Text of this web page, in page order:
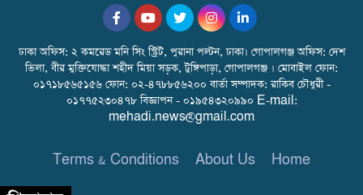
ঢাকা অফিস: ২ কমরেড মনি সিং স্ট্রিট, পুরানা পল্টন, ঢাকা। গোপালগঞ্জ অফিস: দেশ
ভিলা, বীর মুক্তিযোদ্ধা শহীদ মিয়া সড়ক, টুঙ্গিপাড়া, গোপালগঞ্জ । মোবাইল ফোন:
০১৭১৮৫৬৫১৫৬ ফোন: ০২-৪৭৮৮৫৬২০০ বার্তা সম্পাদক: রাকিব চৌধুরী -
০১৭৭৫২৩০৪৭৮ বিজ্ঞাপন - ০১৯৫৪৩২০৯৯০ E-mail:
mehadi.news@gmail.com
Terms & Conditions About Us Home